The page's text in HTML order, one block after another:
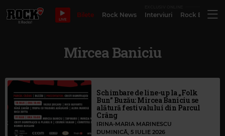
LIVE
Bilete Rock News Interviuri Rock
Mircea Baniciu
Schimbare de line-up la „Folk
Bun” Buzău: Mircea Baniciu se
alătură festivalului din Parcul
Crâng
IRINA-MARIA MARINESCU
DUMINICĂ, 5 IULIE 2026